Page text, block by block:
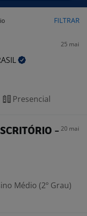
FILTRAR
25 mai
Presencial
- 20 mai
Médio (2º Grau)